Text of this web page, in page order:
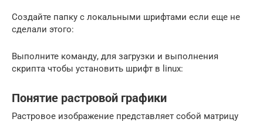
Создайте папку с локальными шрифтами если еще не
сделали этого:
Выполните команду, для загрузки и выполнения
скрипта чтобы установить шрифт в linux:
Понятие растровой графики
Растровое изображение представляет собой матрицу